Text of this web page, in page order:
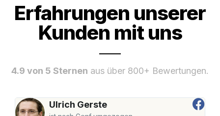
Erfahrungen unserer
Kunden mit uns
4.9 von 5 Sternen aus über 800+ Bewertungen.
Ulrich Gerste